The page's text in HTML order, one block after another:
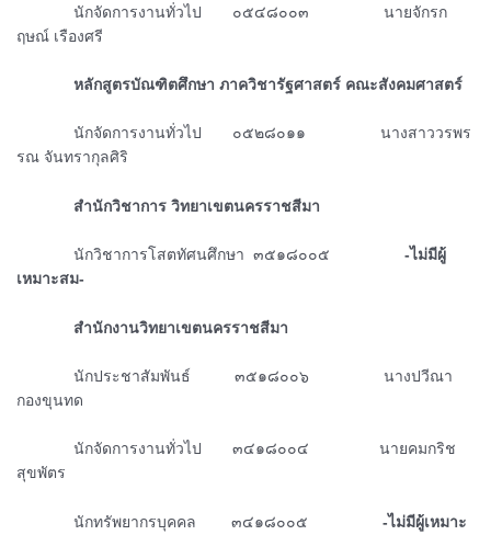
ᅠᅠᅠᅠนักจัดการงานทั่วไป ๐๕๔๘๐๐๓ นายจักรก
ฤษณ์ เรืองศรี
ᅠᅠᅠᅠหลักสูตรบัณฑิตศึกษา ภาควิชารัฐศาสตร์ คณะสังคมศาสตร์
ᅠᅠᅠᅠนักจัดการงานทั่วไป ๐๕๒๘๐๑๑ นางสาววรพร
รณ จันทรากุลศิริ
ᅠᅠᅠᅠสำนักวิชาการ วิทยาเขตนครราชสีมา
ᅠᅠᅠᅠนักวิชาการโสตทัศนศึกษา ๓๕๑๘๐๐๕ -ไม่มีผู้
เหมาะสม-
ᅠᅠᅠᅠสำนักงานวิทยาเขตนครราชสีมา
ᅠᅠᅠᅠนักประชาสัมพันธ์ ๓๕๑๘๐๐๖ นางปวีณา
กองขุนทด
ᅠᅠᅠᅠนักจัดการงานทั่วไป ๓๔๑๘๐๐๔ นายคมกริช
สุขพัตร
ᅠᅠᅠᅠนักทรัพยากรบุคคล ๓๔๑๘๐๐๕ -ไม่มีผู้เหมาะ